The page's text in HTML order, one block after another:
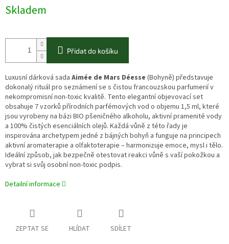
Skladem
Přidat do košíku
Luxusní dárková sada Aimée de Mars Déesse (Bohyně) představuje
dokonalý rituál pro seznámení se s čistou francouzskou parfumerií v
nekompromisní non-toxic kvalitě. Tento elegantní objevovací set
obsahuje 7 vzorků přírodních parfémových vod o objemu 1,5 ml, které
jsou vyrobeny na bázi BIO pšeničného alkoholu, aktivní pramenité vody
a 100% čistých esenciálních olejů. Každá vůně z této řady je
inspirována archetypem jedné z bájných bohyň a funguje na principech
aktivní aromaterapie a olfaktoterapie – harmonizuje emoce, mysl i tělo.
Ideální způsob, jak bezpečně otestovat reakci vůně s vaší pokožkou a
vybrat si svůj osobní non-toxic podpis.
Detailní informace
ZEPTAT SE HLÍDAT SDÍLET